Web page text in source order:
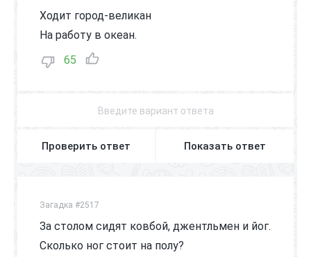
Ходит город-великан
На работу в океан.
65
Проверить ответ Показать ответ
Загадка #2517
За столом сидят ковбой, джентльмен и йог.
Сколько ног стоит на полу?